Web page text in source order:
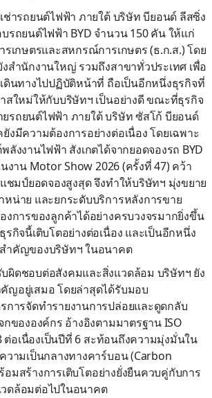
ช่ารถยนต์ไฟฟ้า ภายใต้ บริษัท บียอนด์ ลีสซิ่ง
รถยนต์ไฟฟ้า BYD จำนวน 150 คัน ให้แก่
รเกษตรและสหกรณ์การเกษตร (ธ.ก.ส.) โดย
งสำนักงานใหญ่ รวมถึงสาขาทั่วประเทศ เพื่อ
ดินทางไปปฏิบัติหน้าที่ ถือเป็นอีกหนึ่งธุรกิจที่
สใหม่ให้กับบริษัทฯ เป็นอย่างดี ขณะที่ธุรกิจ
รถยนต์ไฟฟ้า ภายใต้ บริษัท ซัสโก้ บียอนด์
งมีความต้องการอย่างต่อเนื่อง โดยเฉพาะ
ลังงานไฟฟ้า สังเกตได้จากยอดจองรถ BYD
นงาน Motor Show 2026 (ครั้งที่ 47) คว้า
ชมป์ยอดจองสูงสุด จึงทำให้บริษัทฯ มุ่งขยาย
หน่าย และยกระดับบริการหลังการขาย
งการของลูกค้าได้อย่างครบวงจรมากยิ่งขึ้น
รกิจนี้เติบโตอย่างต่อเนื่อง และเป็นอีกหนึ่ง
ำคัญของบริษัทฯ ในอนาคต
ผิดชอบต่อสังคมและสิ่งแวดล้อม บริษัทฯ ยัง
ญอยู่เสมอ โดยล่าสุดได้รับมอบ
การจัดทำรายงานการปล่อยและดูดกลับ
กขององค์กร อ้างอิงตามมาตรฐาน ISO
ต่อเนื่องเป็นปีที่ 6 สะท้อนถึงความมุ่งมั่นใน
วามเป็นกลางทางคาร์บอน (Carbon
อมสร้างการเติบโตอย่างยั่งยืนควบคู่กับการ
ดล้อมต่อไปในอนาคต